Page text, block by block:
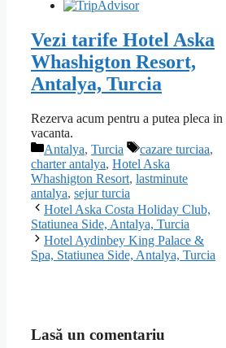
Vezi tarife Hotel Aska
Whashigton Resort,
Antalya, Turcia
Rezerva acum pentru a putea pleca in
vacanta.
Categorii
Antalya, Turcia Etichete
cazare turciaa,
charter antalya, Hotel Aska
Whashigton Resort, lastminute
antalya, sejur turcia
Hotel Aska Costa Holiday Club,
Statiunea Side, Antalya, Turcia
Hotel Aydinbey King Palace &
Spa, Statiunea Side, Antalya, Turcia
Lasă un comentariu